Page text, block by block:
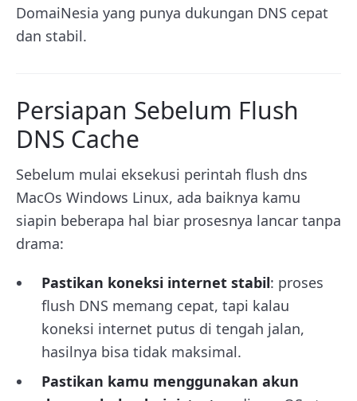
DomaiNesia yang punya dukungan DNS cepat
dan stabil.
Persiapan Sebelum Flush
DNS Cache
Sebelum mulai eksekusi perintah flush dns
MacOs Windows Linux, ada baiknya kamu
siapin beberapa hal biar prosesnya lancar tanpa
drama:
Pastikan koneksi internet stabil: proses
flush DNS memang cepat, tapi kalau
koneksi internet putus di tengah jalan,
hasilnya bisa tidak maksimal.
Pastikan kamu menggunakan akun